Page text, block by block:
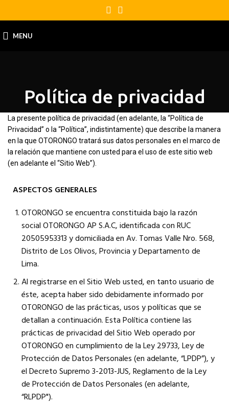
MENU
Política de privacidad
La presente política de privacidad (en adelante, la “Política de
Privacidad” o la “Política”, indistintamente) que describe la manera
en la que OTORONGO tratará sus datos personales en el marco de
la relación que mantiene con usted para el uso de este sitio web
(en adelante el “Sitio Web”).
ASPECTOS GENERALES
OTORONGO se encuentra constituida bajo la razón
social OTORONGO AP S.A.C, identificada con RUC
20505953313 y domiciliada en Av. Tomas Valle Nro. 568,
Distrito de Los Olivos, Provincia y Departamento de
Lima.
Al registrarse en el Sitio Web usted, en tanto usuario de
éste, acepta haber sido debidamente informado por
OTORONGO de las prácticas, usos y políticas que se
detallan a continuación. Esta Política contiene las
prácticas de privacidad del Sitio Web operado por
OTORONGO en cumplimiento de la Ley 29733, Ley de
Protección de Datos Personales (en adelante, “LPDP”), y
el Decreto Supremo 3-2013-JUS, Reglamento de la Ley
de Protección de Datos Personales (en adelante,
“RLPDP").